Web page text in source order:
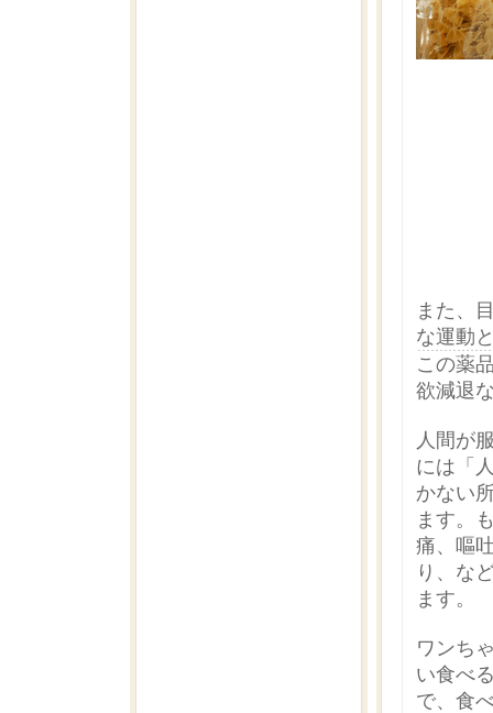
また、
な運動
この薬
欲減退
人間が
には「
かない
ます。
痛、嘔
り、な
ます。
ワンち
い食べ
で、食